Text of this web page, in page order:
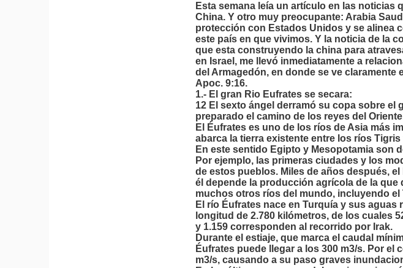
Esta semana leía un artículo en las
China. Y otro muy preocupante: Arabia
protección con Estados Unidos y se alinea
este país en que vivimos. Y la noticia de la
que esta construyendo la china para
en Israel, me llevó inmediatamente a
del Armagedón, en donde se ve
Apoc. 9:16.
1.- El gran Rio Eufrates se secara:
12 El sexto ángel derramó su copa sobre el
preparado el camino de los reyes del
El Éufrates es uno de los ríos de Asia más
abarca la tierra existente entre los ríos Tigris
En este sentido Egipto y Mesopotamia son
Por ejemplo, las primeras ciudades y los
de estos pueblos. Miles de años después,
él depende la producción agrícola de la
muchos otros ríos del mundo, incluyendo
El río Éufrates nace en Turquía y sus
longitud de 2.780 kilómetros, de los cuales
y 1.159 corresponden al recorrido por Irak.
Durante el estiaje, que marca el caudal
Éufrates puede llegar a los 300 m3/s. Por
m3/s, causando a su paso graves